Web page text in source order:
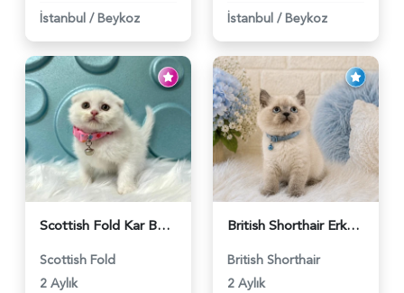
İstanbul / Beykoz İstanbul / Beykoz
Scottish Fold Kar Beyazı Dişi 2 Aylık - 2980
Scottish Fold
2 Aylık
British Shorthair Erkek Bluepoint 2 Aylık - 4448
British Shorthair
2 Aylık